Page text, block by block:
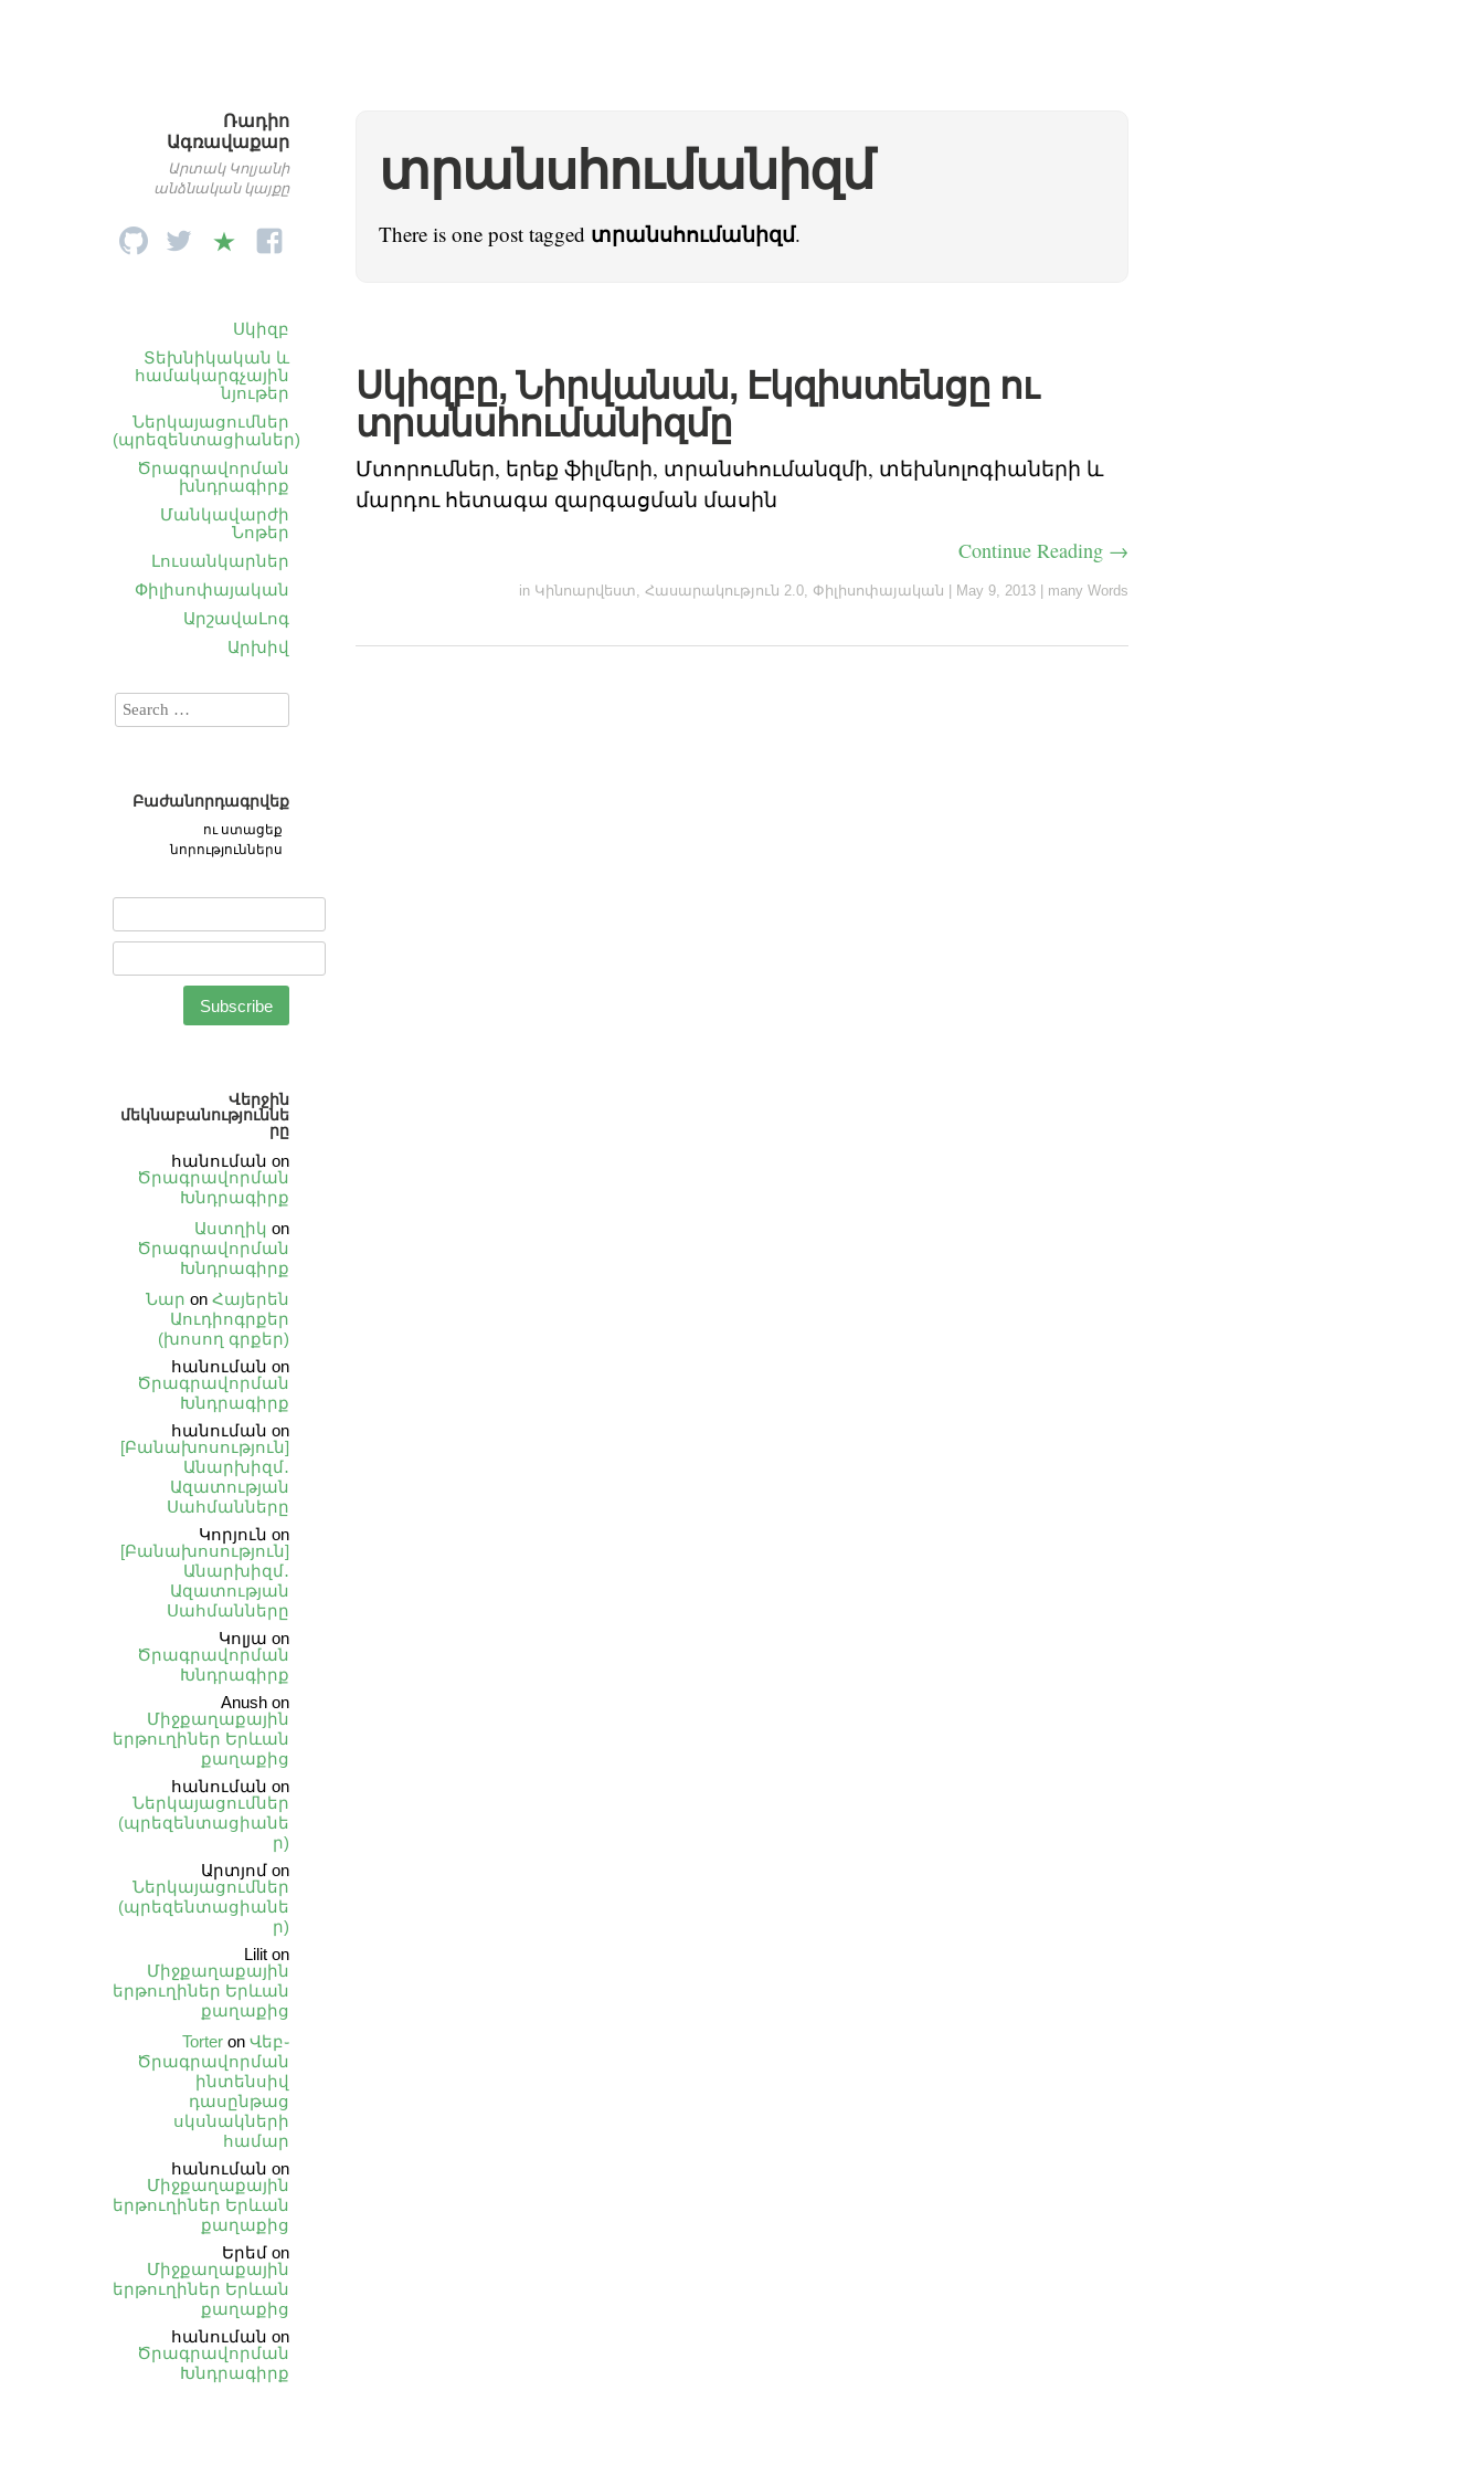
Ռադիո
Ագռավաքար
Արտակ Կոլյանի
անձնական կայքը
Սկիզբ
Տեխնիկական և
համակարգչային
նյութեր
Ներկայացումներ
(պրեզենտացիաներ)
Ծրագրավորման
խնդրագիրք
Մանկավարժի
Նոթեր
Լուսանկարներ
Փիլիսոփայական
ԱրշավաԼոգ
Արխիվ
տրանսհումանիզմ
There is one post tagged տրանսհումանիզմ.
Սկիզբը, Նիրվանան, Էկզիստենցը ու
տրանսհումանիզմը
Մտորումներ, երեք ֆիլմերի, տրանսհումանզմի, տեխնոլոգիաների և
մարդու հետագա զարգացման մասին
Continue Reading →
in Կինոարվեստ, Հասարակություն 2.0, Փիլիսոփայական May 9, 2013 many Words
Բաժանորդագրվեք
ու ստացեք
նորություններս
Վերջին
մեկնաբանություննե
րը
հանուման on
Ծրագրավորման
Խնդրագիրք
Աստղիկ on
Ծրագրավորման
Խնդրագիրք
Նար on Հայերեն
Աուդիոգրքեր
(խոսող գրքեր)
հանուման on
Ծրագրավորման
Խնդրագիրք
հանուման on
[Բանախոսություն]
Անարխիզմ․
Ազատության
Սահմանները
Կորյուն on
[Բանախոսություն]
Անարխիզմ․
Ազատության
Սահմանները
Կոլյա on
Ծրագրավորման
Խնդրագիրք
Anush on
Միջքաղաքային
երթուղիներ Երևան
քաղաքից
հանուման on
Ներկայացումներ
(պրեզենտացիանե
ր)
Արտյոմ on
Ներկայացումներ
(պրեզենտացիանե
ր)
Lilit on
Միջքաղաքային
երթուղիներ Երևան
քաղաքից
Torter on Վեբ֊
Ծրագրավորման
ինտենսիվ
դասընթաց
սկսնակների
համար
հանուման on
Միջքաղաքային
երթուղիներ Երևան
քաղաքից
Երեմ on
Միջքաղաքային
երթուղիներ Երևան
քաղաքից
հանուման on
Ծրագրավորման
Խնդրագիրք